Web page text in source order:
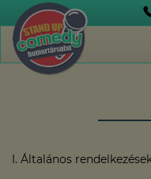
I. Általános